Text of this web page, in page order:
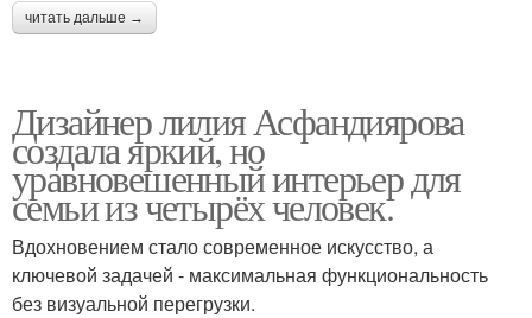
читать дальше →
Дизайнер лилия Асфандиярова
создала яркий, но
уравновешенный интерьер для
семьи из четырёх человек.
Вдохновением стало современное искусство, а
ключевой задачей - максимальная функциональность
без визуальной перегрузки.